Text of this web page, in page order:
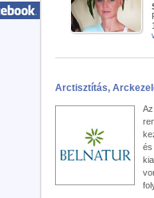
Arctisztítás,
és